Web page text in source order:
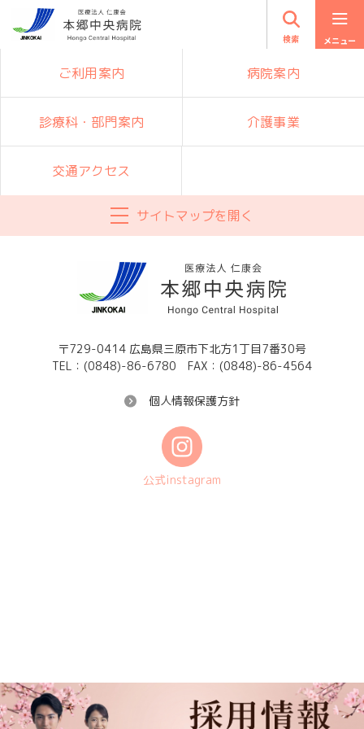
検索
ご利用案内 病院案内
診療科・部門案内 介護事業
交通アクセス
サイトマップを開く
〒729-0414 広島県三原市下北方1丁目7番30号
TEL：(0848)-86-6780 FAX：(0848)-86-4564
個人情報保護方針
公式instagram